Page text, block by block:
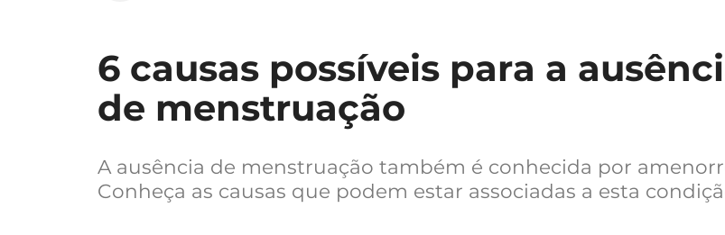
6 causas possíveis para a
de menstruação
A ausência de menstruação também é conhecida por
Conheça as causas que podem estar associadas a esta